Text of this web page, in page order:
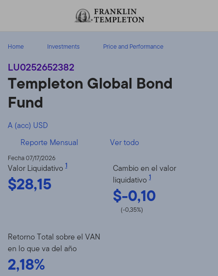
Home Investments Price and Performance
LU0252652382
Templeton Global Bond
Fund
A (acc) USD
Reporte Mensual
Ver todo
Fecha 07/17/2026
Valor Liquidativo 1
$28,15
Cambio en el valor
liquidativo 1
$-0,10
(-0,35%)
Retorno Total sobre el VAN
en lo que va del año
2,18%